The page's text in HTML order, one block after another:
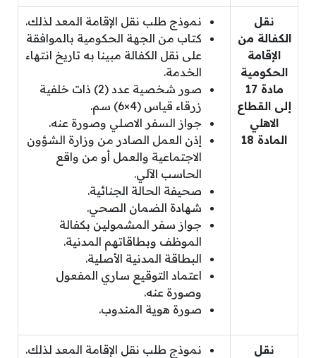
نقل
الكفالة من
الإقامة
الحكومية
مادة 17
إلى القطاع
الاهلي
المادة 18
نموذج طلب نقل الإقامة المعد لذلك.
كتاب من الجهة الحكومية بالموافقة
على نقل الكفالة مبينا به تاريخ انتهاء
الخدمة.
صور شخصية عدد (2) ذات خلفية
زرقاء قياس (4×6) سم.
جواز السفر الاصلي وصورة عنه.
إذن العمل الصادر من وزارة الشؤون
الاجتماعية والعمل أو من واقع
الحاسب الآلي.
صحيفة الحالة الجنائية.
شهادة الضمان الصحي.
جواز سفر المشمولين بكفالة
الموظف وبطاقاتهم المدنية.
البطاقة المدنية الأصلية.
اعتماد التوقيع ساري المفعول
وصورة عنه.
صورة هوية المندوب.
نقل
نموذج طلب نقل الإقامة المعد لذلك.